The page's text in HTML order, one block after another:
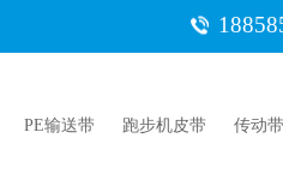
PE输送带 跑步机皮带 传动带